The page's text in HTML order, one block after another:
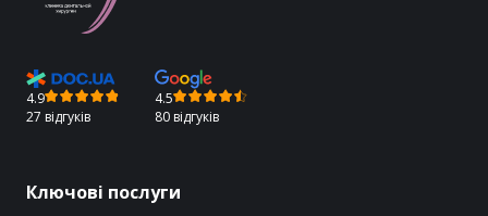
4.9
27 відгуків
4.5
80 відгуків
Ключові послуги